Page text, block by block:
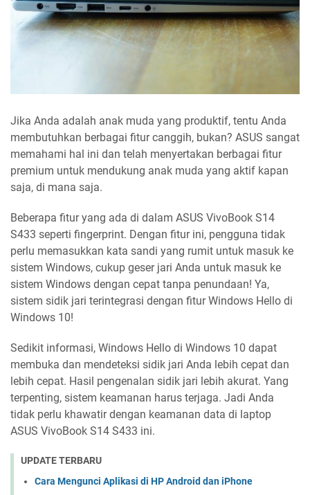
Jika Anda adalah anak muda yang produktif, tentu Anda
membutuhkan berbagai fitur canggih, bukan? ASUS sangat
memahami hal ini dan telah menyertakan berbagai fitur
premium untuk mendukung anak muda yang aktif kapan
saja, di mana saja.
Beberapa fitur yang ada di dalam ASUS VivoBook S14
S433 seperti fingerprint. Dengan fitur ini, pengguna tidak
perlu memasukkan kata sandi yang rumit untuk masuk ke
sistem Windows, cukup geser jari Anda untuk masuk ke
sistem Windows dengan cepat tanpa penundaan! Ya,
sistem sidik jari terintegrasi dengan fitur Windows Hello di
Windows 10!
Sedikit informasi, Windows Hello di Windows 10 dapat
membuka dan mendeteksi sidik jari Anda lebih cepat dan
lebih cepat. Hasil pengenalan sidik jari lebih akurat. Yang
terpenting, sistem keamanan harus terjaga. Jadi Anda
tidak perlu khawatir dengan keamanan data di laptop
ASUS VivoBook S14 S433 ini.
UPDATE TERBARU
Cara Mengunci Aplikasi di HP Android dan iPhone